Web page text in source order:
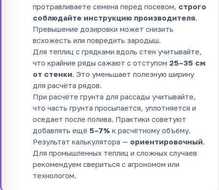
протравливаете семена перед посевом, строго
соблюдайте инструкцию производителя.
Превышение дозировки может снизить
всхожесть или повредить зародыш.
Для теплиц с грядками вдоль стен учитывайте,
что крайние ряды сажают с отступом 25–35 см
от стенки. Это уменьшает полезную ширину
для расчёта рядов.
При расчёте грунта для рассады учитывайте,
что часть грунта просыпается, уплотняется и
оседает после полива. Практики советуют
добавлять ещё 5–7% к расчётному объёму.
Результат калькулятора — ориентировочный.
Для промышленных теплиц и сложных случаев
рекомендуем свериться с агрономом или
технологом.